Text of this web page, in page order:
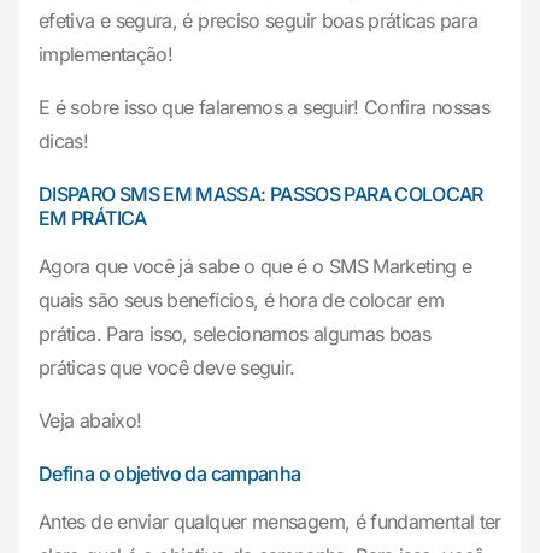
efetiva e segura, é preciso seguir boas práticas para
implementação!
E é sobre isso que falaremos a seguir! Confira nossas
dicas!
DISPARO SMS EM MASSA: PASSOS PARA COLOCAR
EM PRÁTICA
Agora que você já sabe o que é o SMS Marketing e
quais são seus benefícios, é hora de colocar em
prática. Para isso, selecionamos algumas boas
práticas que você deve seguir.
Veja abaixo!
Defina o objetivo da campanha
Antes de enviar qualquer mensagem, é fundamental ter